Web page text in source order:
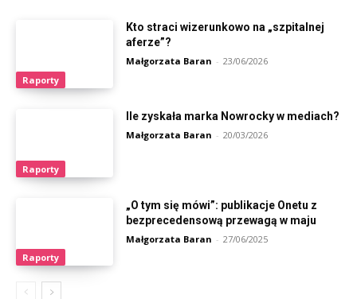
Raporty
Kto straci wizerunkowo na „szpitalnej
aferze”?
Małgorzata Baran - 23/06/2026
Raporty
Ile zyskała marka Nowrocky w mediach?
Małgorzata Baran - 20/03/2026
Raporty
„O tym się mówi”: publikacje Onetu z
bezprecedensową przewagą w maju
Małgorzata Baran - 27/06/2025